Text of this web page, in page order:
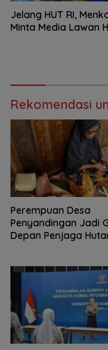
Jelang HUT RI,
Minta Media Lawan
Rekomendasi
Perempuan Desa
Penyandingan Jadi
Depan Penjaga